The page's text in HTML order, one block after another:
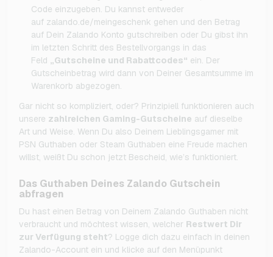
Code einzugeben. Du kannst entweder
auf zalando.de/meingeschenk gehen und den Betrag
auf Dein Zalando Konto gutschreiben oder Du gibst ihn
im letzten Schritt des Bestellvorgangs in das
Feld „Gutscheine und Rabattcodes“ ein. Der
Gutscheinbetrag wird dann von Deiner Gesamtsumme im
Warenkorb abgezogen.
Gar nicht so kompliziert, oder? Prinzipiell funktionieren auch
unsere zahlreichen Gaming-Gutscheine auf dieselbe
Art und Weise. Wenn Du also Deinem Lieblingsgamer mit
PSN Guthaben oder Steam Guthaben eine Freude machen
willst, weißt Du schon jetzt Bescheid, wie’s funktioniert.
Das Guthaben Deines Zalando Gutschein
abfragen
Du hast einen Betrag von Deinem Zalando Guthaben nicht
verbraucht und möchtest wissen, welcher Restwert Dir
zur Verfügung steht? Logge dich dazu einfach in deinen
Zalando-Account ein und klicke auf den Menüpunkt